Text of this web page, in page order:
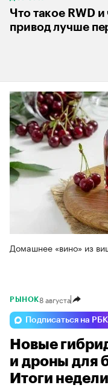
Что такое RWD
привод лучше
Домашнее «вино» из
РЫНОК8 августа
Подписаться на
Новые
и дроны для
Итоги недели